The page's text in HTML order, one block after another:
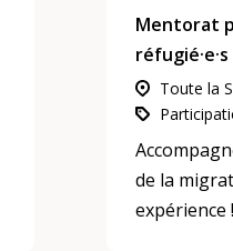
Mentorat
Toute la
de la
expérience !